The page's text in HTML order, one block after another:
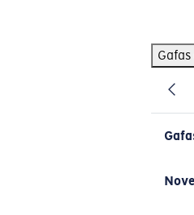
BÚSQUEDAS POPULARES
Pilothouse PRO Limited Edition
Gafas de sol personalizadas
Los más vendidos de gafas de sol